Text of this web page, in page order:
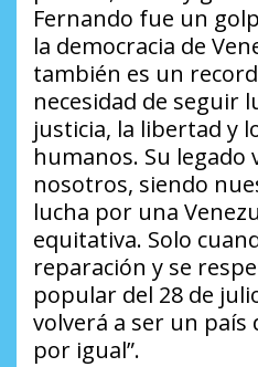
Fernando fue un
la democracia de
también es un
necesidad de seguir
justicia, la libertad y
humanos. Su legado
nosotros, siendo
lucha por una
equitativa. Solo
reparación y se
popular del 28 de
volverá a ser un
por igual”.